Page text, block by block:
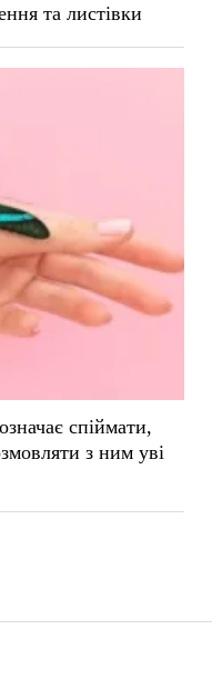
та листівки
спіймати,
з ним уві